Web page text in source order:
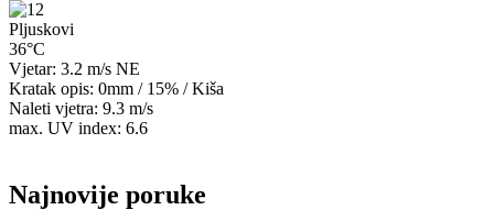
Pljuskovi
36°C
Vjetar: 3.2 m/s NE
Kratak opis: 0mm / 15% /Kiša
Naleti vjetra: 9.3 m/s
max. UV index: 6.6
Najnovije poruke